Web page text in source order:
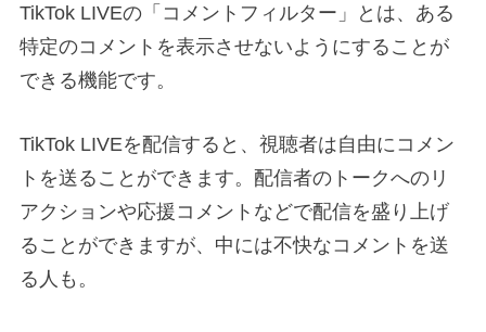
TikTok LIVEの「コメントフィルター」とは、ある
特定のコメントを表示させないようにすることが
できる機能です。
TikTok LIVEを配信すると、視聴者は自由にコメン
トを送ることができます。配信者のトークへのリ
アクションや応援コメントなどで配信を盛り上げ
ることができますが、中には不快なコメントを送
る人も。